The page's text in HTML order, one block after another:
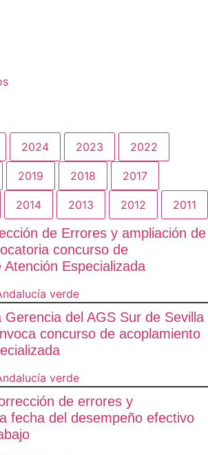
2024 2023 2022
2019 2018 2017
2014 2013 2012 2011
de Errores y ampliación de
concurso de
Especializada
Gerencia del AGS Sur de Sevilla
concurso de acoplamiento
de errores y
fecha del desempeño efectivo